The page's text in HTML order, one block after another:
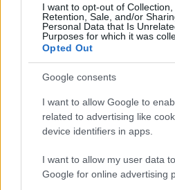
I want to opt-out of Collection,
Retention, Sale, and/or
Personal Data that Is
Purposes for which it was
Opted Out
Google consents
I want to allow Google to
related to advertising like
device identifiers in apps.
I want to allow my user data
Google for online advertising
Έκτακτη σύσκεψη της
ΔΙΕΘΝΗ
09/08/26 - 13:43
Οι Χούθι δοκιμάζουν το
πολεμήσουν Τουρκία και
Αραβία;
ΔΙΕΘΝΗ
09/08/26 - 13:29
Πώς θα ήταν η Ευρώπη χωρίς
09/08/26 - 13:22